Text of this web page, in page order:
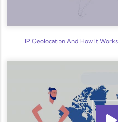
IP Geolocation And How It Works